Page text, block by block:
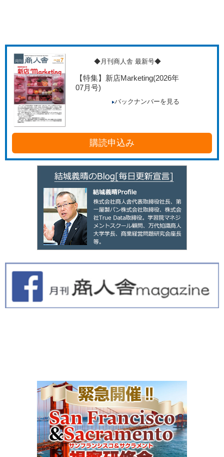
◆月刊商人舎 最新号◆
【特集】新店Marketing(2026年
07月号)
バックナンバーを見る
購読申込み